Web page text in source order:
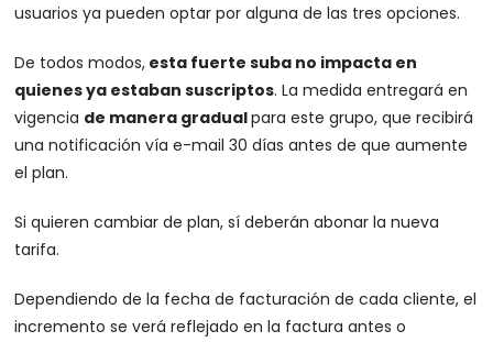
usuarios ya pueden optar por alguna de las tres opciones.
De todos modos, esta fuerte suba no impacta en
quienes ya estaban suscriptos. La medida entregará en
vigencia de manera gradualpara este grupo, que recibirá
una notificación vía e-mail 30 días antes de que aumente
el plan.
Si quieren cambiar de plan, sí deberán abonar la nueva
tarifa.
Dependiendo de la fecha de facturación de cada cliente, el
incremento se verá reflejado en la factura antes o